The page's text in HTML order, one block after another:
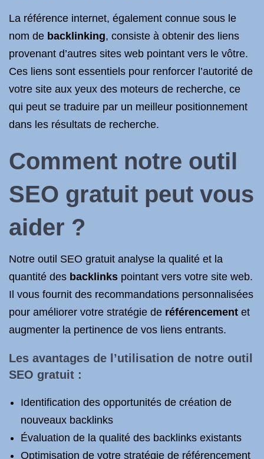
La référence internet, également connue sous le
nom de backlinking, consiste à obtenir des liens
provenant d’autres sites web pointant vers le vôtre.
Ces liens sont essentiels pour renforcer l’autorité de
votre site aux yeux des moteurs de recherche, ce
qui peut se traduire par un meilleur positionnement
dans les résultats de recherche.
Comment notre outil
SEO gratuit peut vous
aider ?
Notre outil SEO gratuit analyse la qualité et la
quantité des backlinks pointant vers votre site web.
Il vous fournit des recommandations personnalisées
pour améliorer votre stratégie de référencement et
augmenter la pertinence de vos liens entrants.
Les avantages de l’utilisation de notre outil
SEO gratuit :
Identification des opportunités de création de
nouveaux backlinks
Évaluation de la qualité des backlinks existants
Optimisation de votre stratégie de référencement